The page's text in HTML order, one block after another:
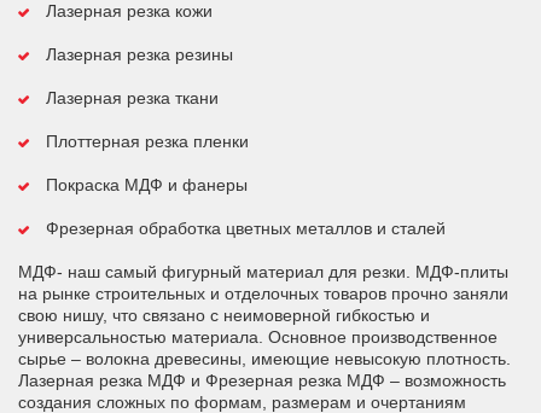
Лазерная резка кожи
Лазерная резка резины
Лазерная резка ткани
Плоттерная резка пленки
Покраска МДФ и фанеры
Фрезерная обработка цветных металлов и сталей
МДФ- наш самый фигурный материал для резки. МДФ-плиты
на рынке строительных и отделочных товаров прочно заняли
свою нишу, что связано с неимоверной гибкостью и
универсальностью материала. Основное производственное
сырье – волокна древесины, имеющие невысокую плотность.
Лазерная резка МДФ и Фрезерная резка МДФ – возможность
создания сложных по формам, размерам и очертаниям